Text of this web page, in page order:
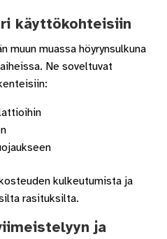
käyttökohteisiin
muun muassa höyrynsulkuna
Ne soveltuvat
kulkeutumista ja
rasituksilta.
ja